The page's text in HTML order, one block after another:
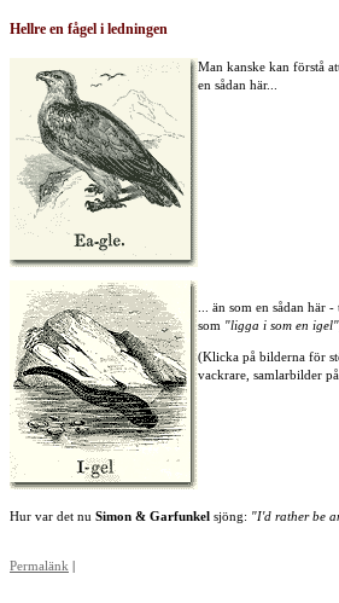
Hellre en fågel i ledningen
Man kanske kan förstå
en sådan här...
... än som en sådan
som "ligga i som en igel"
(Klicka på bilderna för
vackrare, samlarbilder
Hur var det nu Simon & Garfunkel sjöng: "I'd rather be
Permalänk |